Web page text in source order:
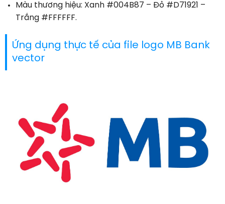
Màu thương hiệu: Xanh #004B87 – Đỏ #D71921 –
Trắng #FFFFFF.
Ứng dụng thực tế của file logo MB Bank
vector